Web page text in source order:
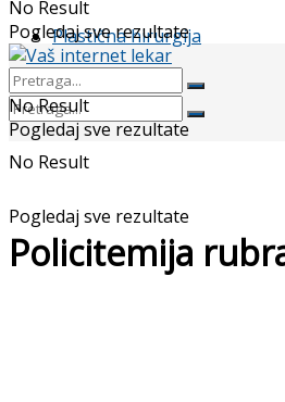
Plastična hirurgija
No Result
Pogledaj sve rezultate
No Result
Pogledaj sve rezultate
No Result
Pogledaj sve rezultate
Policitemija